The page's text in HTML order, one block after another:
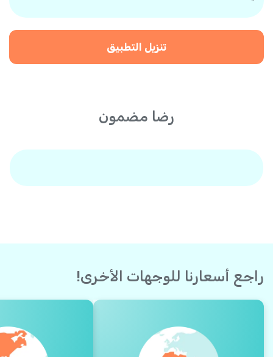
تنزيل التطبيق
رضا مضمون
راجع أسعارنا للوجهات الأخرى!